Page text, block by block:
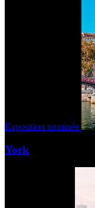
Exposition terminée
York